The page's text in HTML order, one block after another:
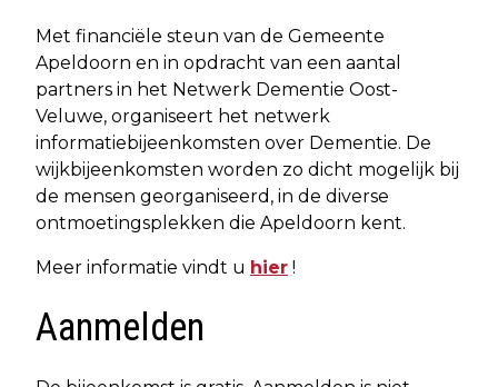
Met financiële steun van de Gemeente
Apeldoorn en in opdracht van een aantal
partners in het Netwerk Dementie Oost-
Veluwe, organiseert het netwerk
informatiebijeenkomsten over Dementie. De
wijkbijeenkomsten worden zo dicht mogelijk bij
de mensen georganiseerd, in de diverse
ontmoetingsplekken die Apeldoorn kent.
Meer informatie vindt u hier !
Aanmelden